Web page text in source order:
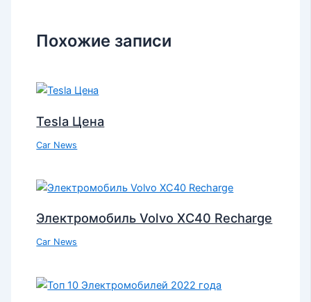
Похожие записи
Tesla Цена
Car News
Электромобиль Volvo XC40 Recharge
Car News